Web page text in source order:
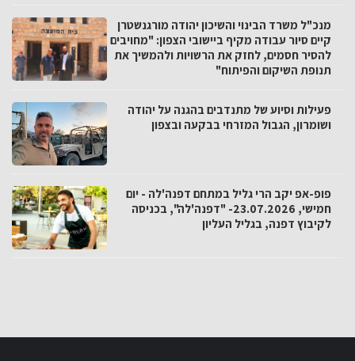
מנכ"ל משרד הבינוי והשיכון יהודה מורגנשטרן
קיים סיור עבודה מקיף ביישובי הצפון: "מחויבים
להסיר חסמים, לחזק את הרשויות ולהמשיך את
תנופת השיקום והפיתוח"
פעילות וסיוע של מתנדבים בהגנה על יהודה
ושומרון, הגבול המזרחי בבקעה ובצפון
פופ-אפ יקב הרי גליל במתחם דפנה'לה - יום
חמישי, 23.07.2026- "דפנה'לה", בכניסה
לקיבוץ דפנה, בגליל העליון